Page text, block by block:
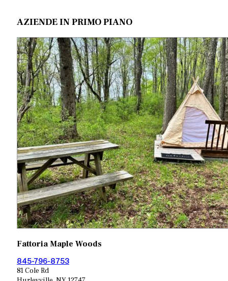
AZIENDE IN PRIMO PIANO
Fattoria Maple Woods
845-796-8753
81 Cole Rd